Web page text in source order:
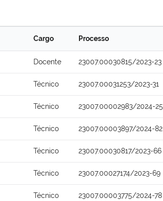
Cargo Processo
Docente 23007.00030815/2023-23
Técnico 23007.00031253/2023-31
Técnico 23007.00002983/2024-25
Técnico 23007.00003897/2024-82
Técnico 23007.00030817/2023-66
Técnico 23007.00027174/2023-69
Técnico 23007.00003775/2024-78